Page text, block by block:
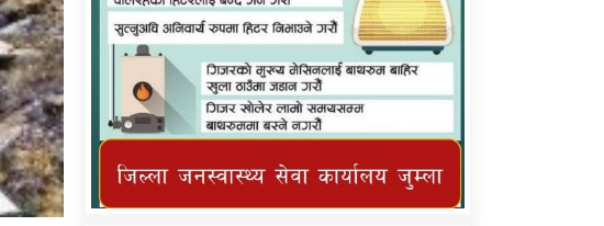
तातोपानी गाउँपालिका जुम्लाको महिनावारी